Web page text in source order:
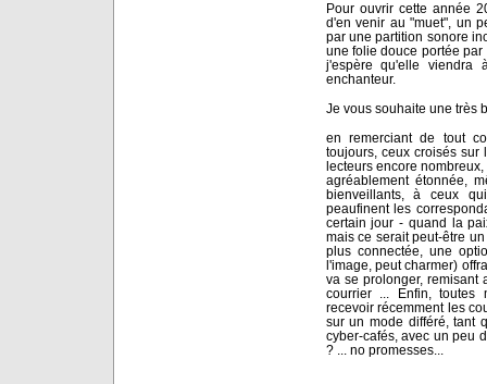
Pour ouvrir cette année
d'en venir au "muet", un
par une partition sonore
une folie douce portée
j'espère qu'elle viendra
enchanteur.
Je vous souhaite une très
en remerciant de tout
toujours, ceux croisés
lecteurs encore
agréablement étonnée,
bienveillants, à ceux
peaufinent les
certain jour - quand la
mais ce serait peut-être
plus connectée, une
l'image, peut charmer)
va se prolonger, remisant
courrier ... Enfin, toutes
recevoir récemment les
sur un mode différé, tant
cyber-cafés, avec un peu
? ... no promesses...